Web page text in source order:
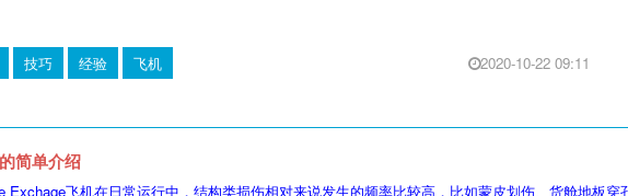
技巧 经验 飞机 2020-10-22 09:11
简单介绍
Exchage飞机在日常运行中，结构类损伤相对来说发生的频率比较高，比如蒙皮划伤、货舱地板